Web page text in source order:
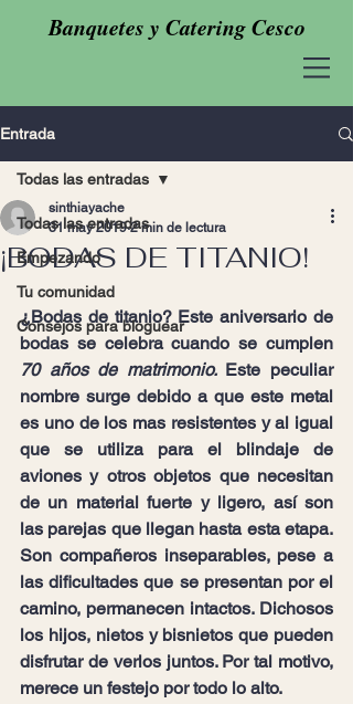
Banquetes y Catering Cesco
Entrada
Todas las entradas
Empezando
Tu comunidad
Consejos para bloguear
Todas las entradas
¡BODAS DE TITANIO!
sinthiayache
31 may 2019 2 min de lectura
¿Bodas de titanio? Este aniversario de
70 años de matrimonio. Este peculiar
nombre surge debido a que este metal
es uno de los mas resistentes y al igual
que se utiliza para el blindaje de
aviones y otros objetos que necesitan
de un material fuerte y ligero, así son
las parejas que llegan hasta esta etapa.
Son compañeros inseparables, pese a
las dificultades que se presentan por el
camino, permanecen intactos. Dichosos
los hijos, nietos y bisnietos que pueden
disfrutar de verlos juntos. Por tal motivo,
merece un festejo por todo lo alto.